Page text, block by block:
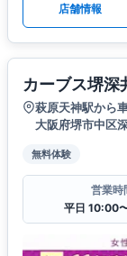
店舗情報
カーブス堺深
萩原天神駅から
大阪府堺市中区
無料体験
営業時
平日 10:00